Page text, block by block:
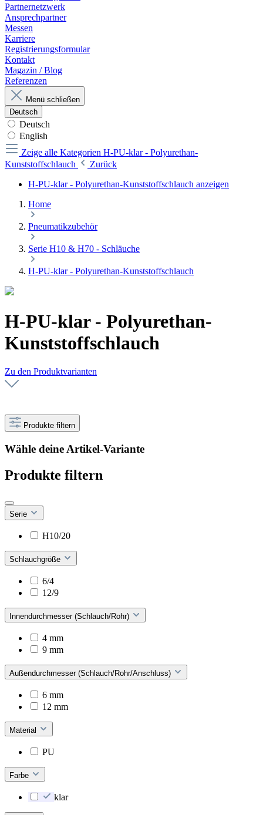
Partnernetzwerk
Ansprechpartner
Messen
Karriere
Registrierungsformular
Kontakt
Magazin / Blog
Referenzen
Menü schließen
Deutsch
Deutsch
English
Zeige alle Kategorien H-PU-klar - Polyurethan-
Kunststoffschlauch
Zurück
H-PU-klar - Polyurethan-Kunststoffschlauch anzeigen
Home
Pneumatikzubehör
Serie H10 & H70 - Schläuche
H-PU-klar - Polyurethan-Kunststoffschlauch
H-PU-klar - Polyurethan-
Kunststoffschlauch
Zu den Produktvarianten
Produkte filtern
Wähle deine Artikel-Variante
Produkte filtern
Serie
H10/20
Schlauchgröße
6/4
12/9
Innendurchmesser (Schlauch/Rohr)
4 mm
9 mm
Außendurchmesser (Schlauch/Rohr/Anschluss)
6 mm
12 mm
Material
PU
Farbe
klar